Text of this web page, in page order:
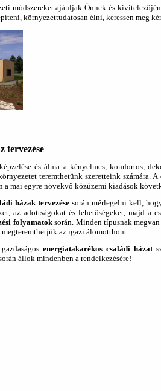
módszereket ajánljak Önnek és
környezettudatosan élni, keressen meg
tervezése
és álma a kényelmes, komfortos,
teremthetünk szeretteink számára. A
a mai egyre növekvő közüzemi kiadások
házak tervezésesorán mérlegelni kell,
az adottságokat és lehetőségeket, majd a
folyamatoksorán. Minden típusnak
az igazi álomotthont.
energiatakarékos családi házat
állok mindenben a rendelkezésére!